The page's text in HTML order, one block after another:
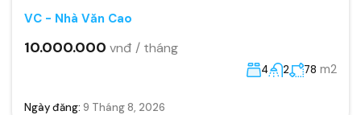
VC - Nhà Văn Cao
10.000.000 vnđ / tháng
4 2 78 m2
Ngày đăng: 9 Tháng 8, 2026